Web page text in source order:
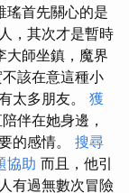
瑤首先關心的是
，其次才是暫時
大師坐鎮，魔界
該在意這種小
太多朋友。 獲
伴在她身邊，
的感情。 搜尋
協助 而且，他引
有過無數次冒險